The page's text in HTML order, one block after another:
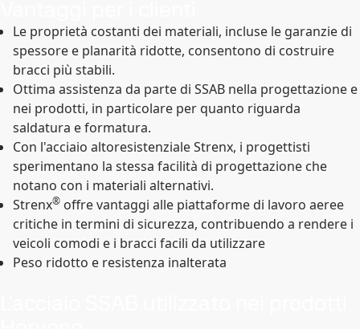
Le proprietà costanti dei materiali, incluse le garanzie di
spessore e planarità ridotte, consentono di costruire
bracci più stabili.
Ottima assistenza da parte di SSAB nella progettazione e
nei prodotti, in particolare per quanto riguarda
saldatura e formatura.
Con l'acciaio altoresistenziale Strenx, i progettisti
sperimentano la stessa facilità di progettazione che
notano con i materiali alternativi.
Strenx® offre vantaggi alle piattaforme di lavoro aeree
critiche in termini di sicurezza, contribuendo a rendere i
veicoli comodi e i bracci facili da utilizzare
Peso ridotto e resistenza inalterata